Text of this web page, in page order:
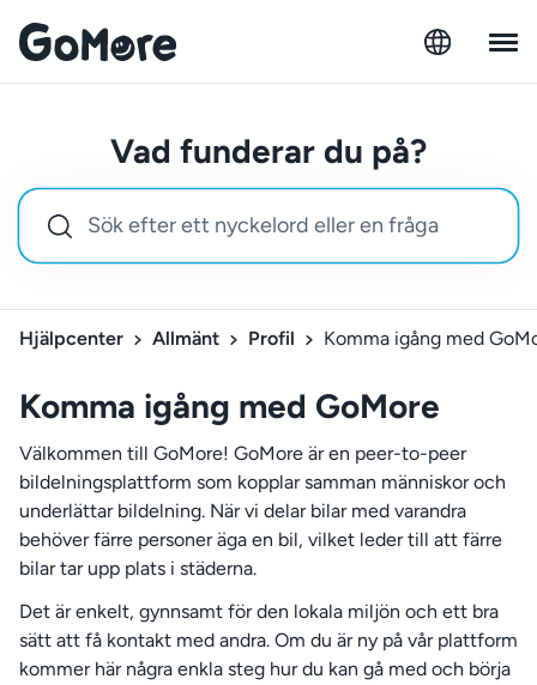
Vad funderar du på?
Hjälpcenter Allmänt Profil Komma igång med
Komma igång med GoMore
Välkommen till GoMore! GoMore är en peer-to-peer
bildelningsplattform som kopplar samman människor och
underlättar bildelning. När vi delar bilar med varandra
behöver färre personer äga en bil, vilket leder till att färre
bilar tar upp plats i städerna.
Det är enkelt, gynnsamt för den lokala miljön och ett bra
sätt att få kontakt med andra. Om du är ny på vår plattform
kommer här några enkla steg hur du kan gå med och börja